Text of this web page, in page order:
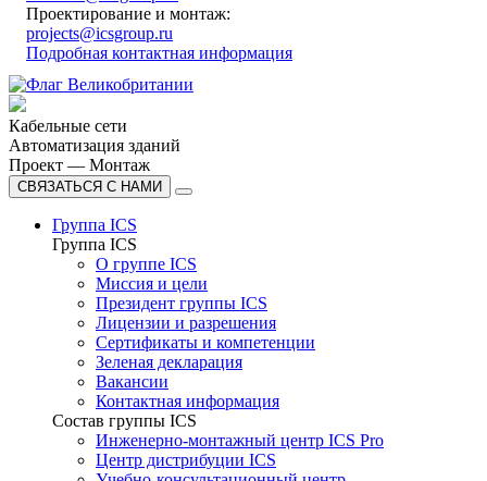
Проектирование и монтаж:
projects@icsgroup.ru
Подробная контактная информация
Кабельные сети
Автоматизация зданий
Проект — Монтаж
СВЯЗАТЬСЯ С НАМИ
Группа ICS
Группа ICS
О группе ICS
Миссия и цели
Президент группы ICS
Лицензии и разрешения
Сертификаты и компетенции
Зеленая декларация
Вакансии
Контактная информация
Состав группы ICS
Инженерно-монтажный центр ICS Pro
Центр дистрибуции ICS